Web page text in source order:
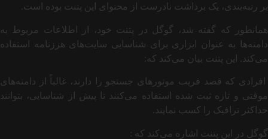
بر رتبه‌بندی، یک برداشت نادرست از محتوای این پتنت بوده است.
همانطور که گفته شد، گوگل در پتنت خود، از اطلاعات مربوط به
دامنه‌ها به عنوان ابزاری برای شناسایی سایت‌های هرزنامه استفاده
می‌کند. این پتنت بیان می‌کند که:
افرادی که قصد فریب موتورهای جستجو را دارند، غالباً از دامنه‌های
موقتی و تازه ثبت شده استفاده می‌کنند تا پیش از شناسایی، بتوانند
حداکثر ترافیک را کسب نمایند.
گوگل در این پتنت اشاره می‌کند که :